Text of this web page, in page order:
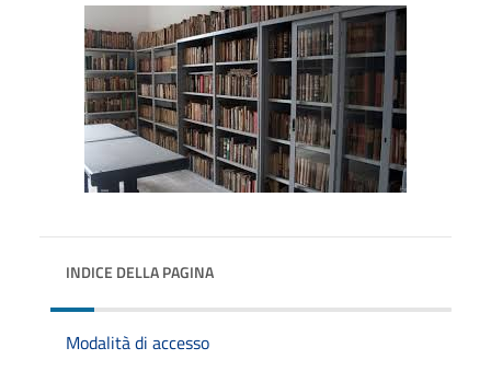
INDICE DELLA PAGINA
Modalità di accesso